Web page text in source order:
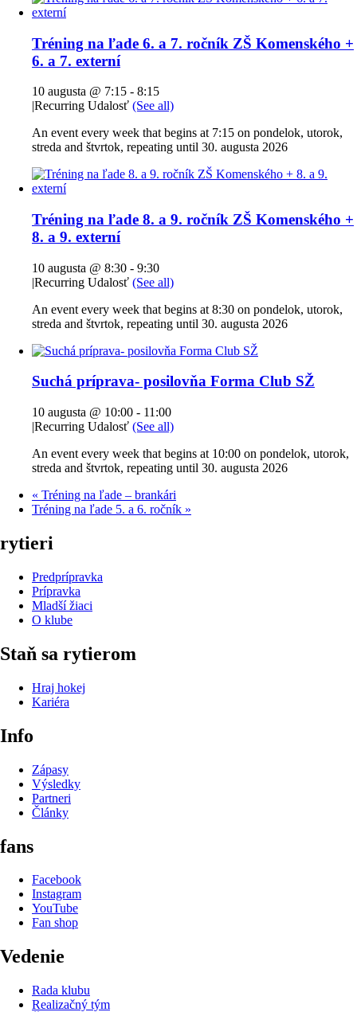
Tréning na ľade 6. a 7. ročník ZŠ Komenského +
6. a 7. externí
10 augusta @ 7:15 - 8:15
|Recurring Udalosť (See all)
An event every week that begins at 7:15 on pondelok, utorok,
streda and štvrtok, repeating until 30. augusta 2026
Tréning na ľade 8. a 9. ročník ZŠ Komenského +
8. a 9. externí
10 augusta @ 8:30 - 9:30
|Recurring Udalosť (See all)
An event every week that begins at 8:30 on pondelok, utorok,
streda and štvrtok, repeating until 30. augusta 2026
Suchá príprava- posilovňa Forma Club SŽ
10 augusta @ 10:00 - 11:00
|Recurring Udalosť (See all)
An event every week that begins at 10:00 on pondelok, utorok,
streda and štvrtok, repeating until 30. augusta 2026
« Tréning na ľade – brankári
Tréning na ľade 5. a 6. ročník »
rytieri
Predprípravka
Prípravka
Mladší žiaci
O klube
Staň sa rytierom
Hraj hokej
Kariéra
Info
Zápasy
Výsledky
Partneri
Články
fans
Facebook
Instagram
YouTube
Fan shop
Vedenie
Rada klubu
Realizačný tým